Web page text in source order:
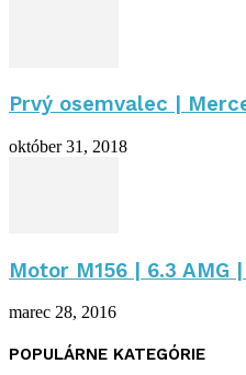
Prvý osemvalec |
október 31, 2018
Motor M156 | 6.3 AMG
marec 28, 2016
POPULÁRNE KATEGÓRIE